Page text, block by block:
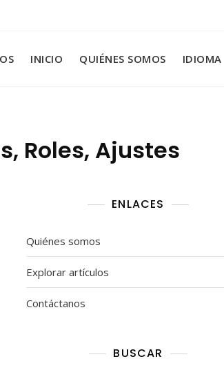
INICIO QUIÉNES SOMOS IDIOMA
Roles, Ajustes
ENLACES
Quiénes somos
Explorar artículos
Contáctanos
BUSCAR